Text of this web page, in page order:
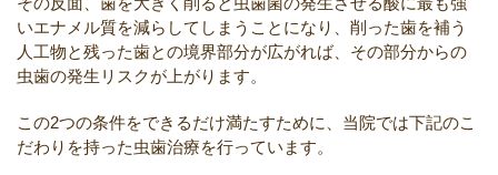
いエナメル質を減らしてしまうことになり、削った歯を補う
人工物と残った歯との境界部分が広がれば、その部分からの
虫歯の発生リスクが上がります。
この2つの条件をできるだけ満たすために、当院では下記のこ
だわりを持った虫歯治療を行っています。